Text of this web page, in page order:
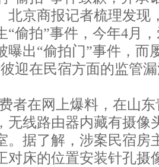
北京商报记者梳理发现
“偷拍”事件，今年4月
曝出“偷拍门”事件，而
迎在民宿方面的监管
者在网上爆料，在山
无线路由器内藏有摄像
。据了解，涉案民宿房
对床的位置安装针孔摄